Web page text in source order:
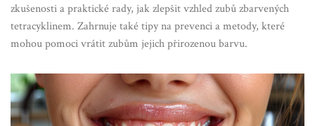
zkušenosti a praktické rady, jak zlepšit vzhled zubů zbarvených
tetracyklinem. Zahrnuje také tipy na prevenci a metody, které
mohou pomoci vrátit zubům jejich přirozenou barvu.